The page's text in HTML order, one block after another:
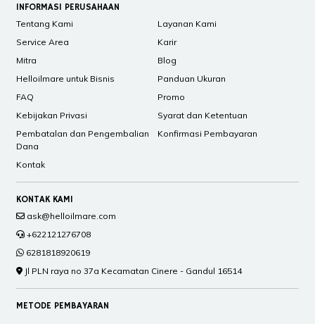
INFORMASI PERUSAHAAN
Tentang Kami
Layanan Kami
Service Area
Karir
Mitra
Blog
Helloilmare untuk Bisnis
Panduan Ukuran
FAQ
Promo
Kebijakan Privasi
Syarat dan Ketentuan
Pembatalan dan Pengembalian
Dana
Konfirmasi Pembayaran
Kontak
KONTAK KAMI
ask@helloilmare.com
+622121276708
6281818920619
Jl PLN raya no 37a Kecamatan Cinere - Gandul 16514
METODE PEMBAYARAN